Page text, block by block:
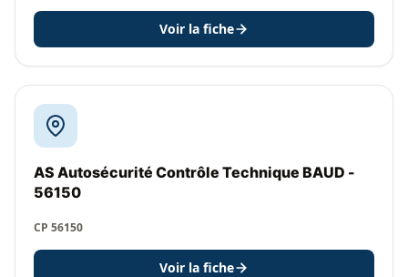
Voir la fiche
AS Autosécurité Contrôle Technique BAUD -
56150
CP 56150
Voir la fiche